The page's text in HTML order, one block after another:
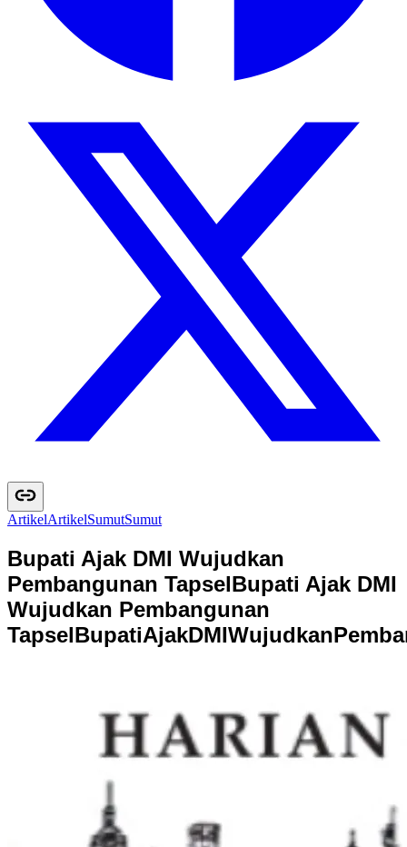
ArtikelArtikelSumutSumut
Bupati Ajak DMI Wujudkan
Pembangunan TapselBupati Ajak DMI
Wujudkan Pembangunan
TapselBupatiAjakDMIWujudkanPemba